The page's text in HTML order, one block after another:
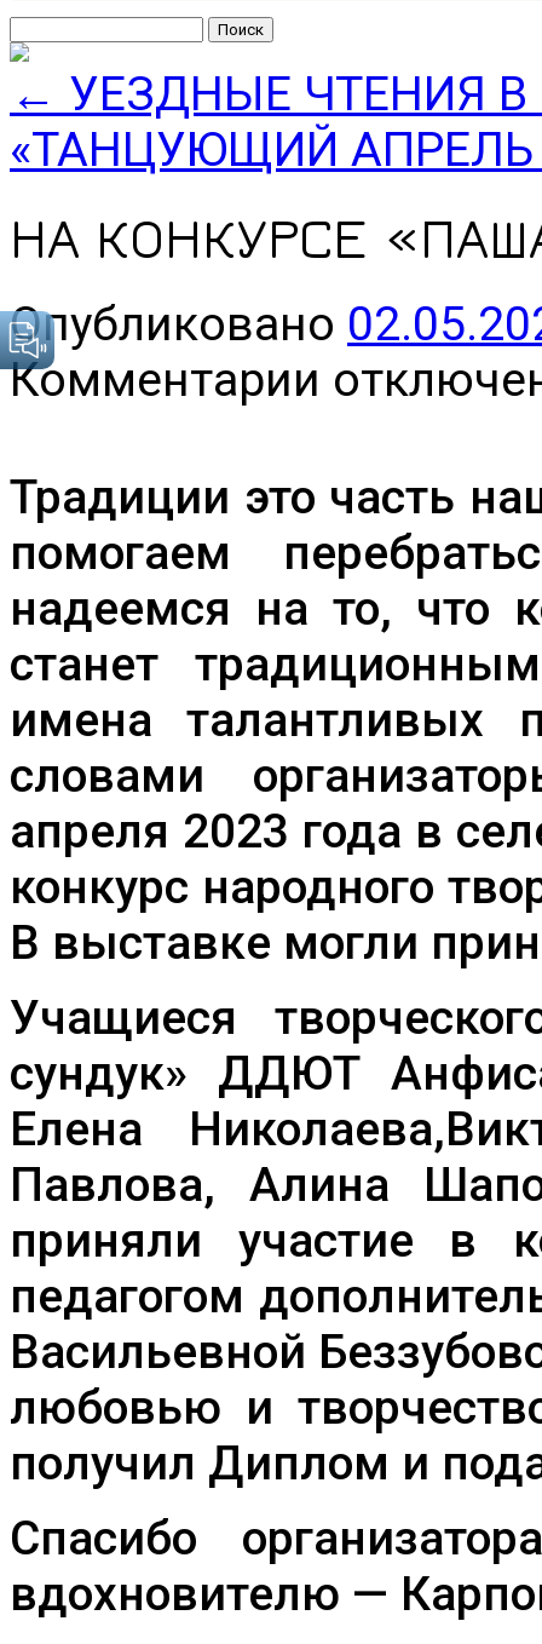
← УЕЗДНЫЕ ЧТЕНИЯ В
«ТАНЦУЮЩИЙ АПРЕЛЬ
НА КОНКУРСЕ
Опубликовано
Комментарии
записи
Традиции это часть
помогаем
надеемся на то, что
станет
имена талантливых
словами
апреля 2023 года в
конкурс народного
В выставке могли
Учащиеся
сундук» ДДЮТ
Елена
Павлова, Алина
приняли участие в
педагогом
Васильевной
любовью и
получил Диплом и
Спасибо
вдохновителю —